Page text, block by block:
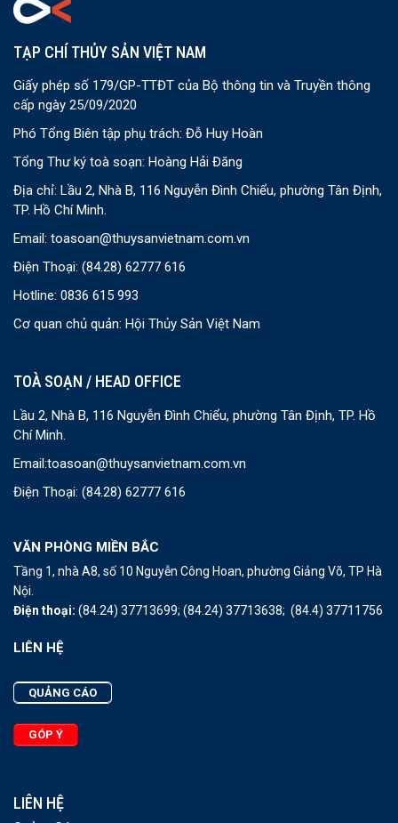
TẠP CHÍ THỦY SẢN VIỆT NAM
Giấy phép số 179/GP-TTĐT của Bộ thông tin và Truyền thông
cấp ngày 25/09/2020
Phó Tổng Biên tập phụ trách: Đỗ Huy Hoàn
Tổng Thư ký toà soạn: Hoàng Hải Đăng
Địa chỉ: Lầu 2, Nhà B, 116 Nguyễn Đình Chiểu, phường Tân Định,
TP. Hồ Chí Minh.
Email: toasoan@thuysanvietnam.com.vn
Điện Thoại: (84.28) 62777 616
Hotline: 0836 615 993
Cơ quan chủ quản: Hội Thủy Sản Việt Nam
TOÀ SOẠN / HEAD OFFICE
Lầu 2, Nhà B, 116 Nguyễn Đình Chiểu, phường Tân Định, TP. Hồ
Chí Minh.
Email:toasoan@thuysanvietnam.com.vn
Điện Thoại: (84.28) 62777 616
VĂN PHÒNG MIỀN BẮC
Tầng 1, nhà A8, số 10 Nguyễn Công Hoan, phường Giảng Võ, TP Hà
Nội.
Điện thoại: (84.24) 37713699; (84.24) 37713638; (84.4) 37711756
LIÊN HỆ
QUẢNG CÁO
GÓP Ý
LIÊN HỆ